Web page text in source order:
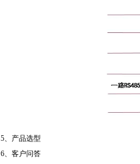
5、产品选型
6、客户问答